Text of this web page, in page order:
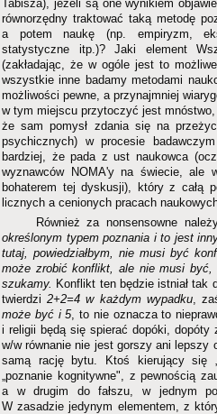
Tabisza), jeżeli są one wynikiem
równorzędny traktować taką metodę
a potem naukę (np. empiryzm,
statystyczne itp.)? Jaki element
(zakładając, że w ogóle jest to
wszystkie inne badamy metodami
możliwości pewne, a przynajmniej
w tym miejscu przytoczyć jest
że sam pomysł zdania się na
psychicznych) w procesie
bardziej, że pada z ust naukowca
wyznawców NOMA'y na świecie, ale
bohaterem tej dyskusji), który z całą
licznych a cenionych pracach
Również za nonsensowne
określonym typem poznania i to jest
tutaj, powiedziałbym, nie musi być
może zrobić konflikt, ale nie musi
szukamy. Konflikt ten będzie istniał tak
twierdzi2+2=4 w każdym wypadku,
może być i 5, to nie oznacza to
i religii będą się spierać dopóki, dopóty
w/w równanie nie jest gorszy ani lepszy
samą rację bytu. Ktoś kierujący się
„poznanie kognitywne", z pewnością
a w drugim do fałszu, w jednym
W zasadzie jedynym elementem, z